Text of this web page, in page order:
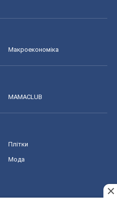
Макроекономіка
MAMACLUB
Плітки
Мода